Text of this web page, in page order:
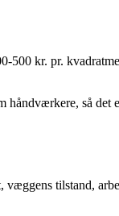
500 kr. pr.
så det
tilstand,